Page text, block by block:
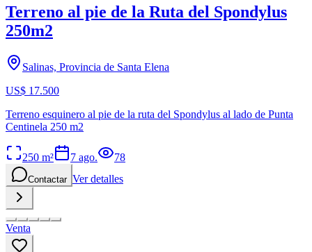
Terreno al pie de la Ruta del Spondylus
250m2
Salinas, Provincia de Santa Elena
US$ 17.500
Terreno esquinero al pie de la ruta del Spondylus al lado de Punta
Centinela 250 m2
250 m² 7 ago. 78
Contactar Ver detalles
Venta